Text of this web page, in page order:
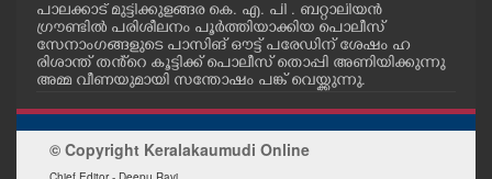
SPIRITUAL
INFO+
ART
പാലക്കാട് മുട്ടിക്കുളങ്ങര കെ. എ. പി . ബറ്റാലിയൻ
ഗ്രൗണ്ടിൽ പരിശീലനം പൂർത്തിയാക്കിയ പൊലീസ്
സേനാംഗങ്ങളുടെ പാസിങ് ഔട്ട് പരേഡിന് ശേഷം ഹ
രിശാന്ത് തൻ്റെ കൂട്ടിക്ക് പൊലീസ് തൊപ്പി അണിയിക്കുന്നു
അമ്മ വീണയുമായി സന്തോഷം പങ്ക് വെയ്ക്കുന്നു.
© Copyright Keralakaumudi Online